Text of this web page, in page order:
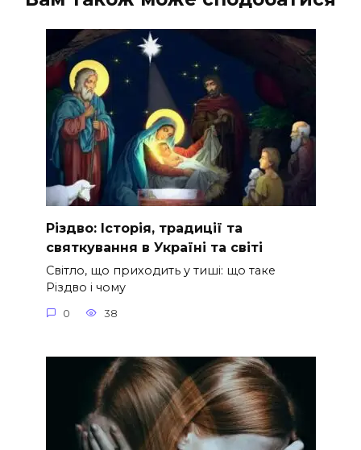
Різдво: Історія, традиції та
святкування в Україні та світі
Світло, що приходить у тиші: що таке
Різдво і чому
0 38